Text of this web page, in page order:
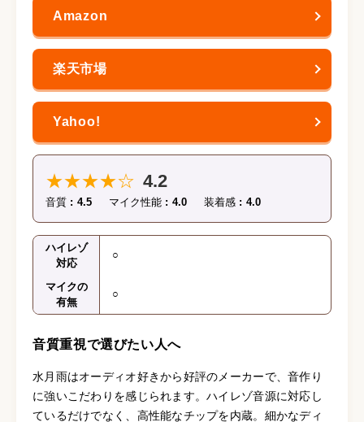
★★★★☆ 4.2
音質 4.5 マイク性能 4.0 装着感 4.0
ハイレゾ
対応
○
マイクの
有無
○
音質重視で選びたい人へ
水月雨はオーディオ好きから好評のメーカーで、音作り
に強いこだわりを感じられます。ハイレゾ音源に対応し
ているだけでなく、高性能なチップを内蔵。細かなディ